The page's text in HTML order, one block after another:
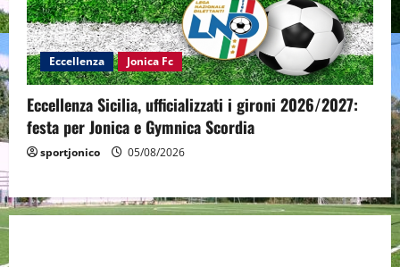
Eccellenza Jonica Fc
Eccellenza Sicilia, ufficializzati i gironi 2026/2027:
festa per Jonica e Gymnica Scordia
sportjonico 05/08/2026